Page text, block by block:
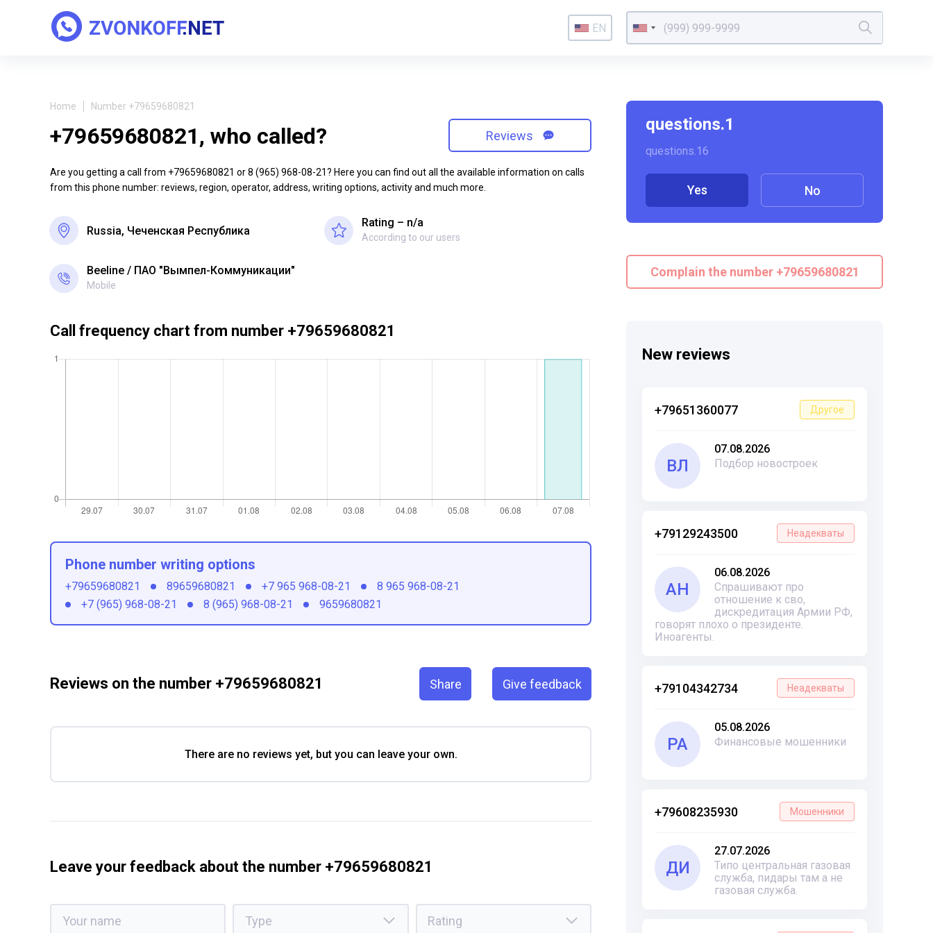
EN
Home Number +79659680821
+79659680821, who called? Reviews
Are you getting a call from +79659680821 or 8 (965) 968-08-21? Here you can find out all the available information on calls
from this phone number: reviews, region, operator, address, writing options, activity and much more.
Russia, Чеченская Республика
Rating – n/a
According to our users
Beeline ПАО "Вымпел-Коммуникации"
Mobile
questions.1
questions.16
Yes No
Complain the number +79659680821
New reviews
+79651360077 Другое
ВЛ
07.08.2026
Подбор новостроек
+79129243500 Неадекваты
АН
06.08.2026
Спрашивают про
отношение к сво,
дискредитация Армии РФ,
говорят плохо о президенте.
Иноагенты.
+79104342734 Неадекваты
РА
05.08.2026
Финансовые мошенники
+79608235930 Мошенники
ДИ
27.07.2026
Типо центральная газовая
служба, пидары там а не
газовая служба.
Call frequency chart from number +79659680821
Phone number writing options
+79659680821 89659680821 +7 965 968-08-21
8 965 968-08-21
+7 (965) 968-08-21
8 (965) 968-08-21 9659680821
Reviews on the number +79659680821 Share Give feedback
There are no reviews yet, but you can leave your own.
Leave your feedback about the number +79659680821